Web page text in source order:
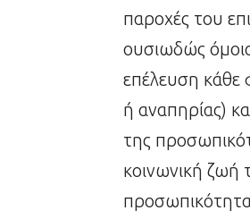
παροχές του
ουσιωδώς
επέλευση κάθε
ή αναπηρίας)
της
κοινωνική ζωή